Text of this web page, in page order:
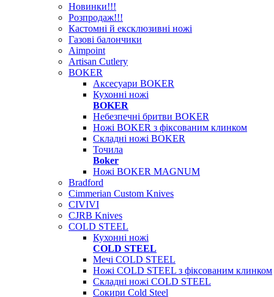
Новинки!!!
Розпродаж!!!
Кастомні й ексклюзивні ножі
Газові балончики
Aimpoint
Artisan Cutlery
BOKER
Аксесуари BOKER
Кухонні ножі
BOKER
Небезпечні бритви BOKER
Ножі BOKER з фіксованим клинком
Складні ножі BOKER
Точила
Boker
Ножі BOKER MAGNUM
Bradford
Cimmerian Custom Knives
CIVIVI
CJRB Knives
COLD STEEL
Кухонні ножі
COLD STEEL
Мечі COLD STEEL
Ножі COLD STEEL з фіксованим клинком
Складні ножі COLD STEEL
Сокири Cold Steel